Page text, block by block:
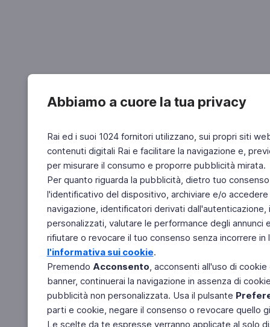
Abbiamo a cuore la tua privacy
Rai ed i suoi 1024 fornitori utilizzano, sui propri siti
contenuti digitali Rai e facilitare la navigazione e,
per misurare il consumo e proporre pubblicità mirata.
Per quanto riguarda la pubblicità, dietro tuo
l'identificativo del dispositivo, archiviare e/o
navigazione, identificatori derivati
personalizzati, valutare le performance degli
rifiutare o revocare il tuo consenso senza incorrere
l'informativa sui cookie.
Premendo Acconsento, acconsenti all'uso di
banner, continuerai la navigazione in assenza di
pubblicità non personalizzata. Usa il pulsante
parti e cookie, negare il consenso o revocare quello
Le scelte da te espresse verranno applicate al solo